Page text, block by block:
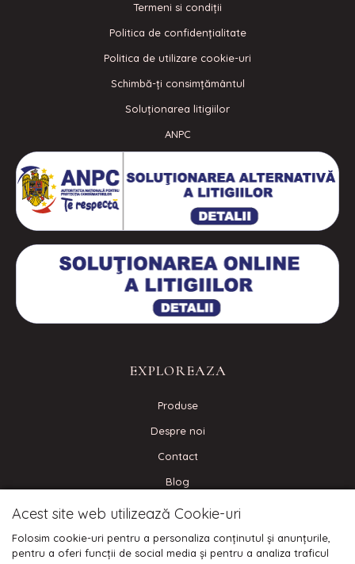
Termeni si condiţii
Politica de confidenţialitate
Politica de utilizare cookie-uri
Schimbă-ți consimțământul
Soluționarea litigiilor
ANPC
EXPLOREAZA
Produse
Despre noi
Contact
Blog
CONECTEAZA-TE
Acest site web utilizează Cookie-uri
Folosim cookie-uri pentru a personaliza conținutul și anunțurile,
pentru a oferi funcții de social media și pentru a analiza traficul